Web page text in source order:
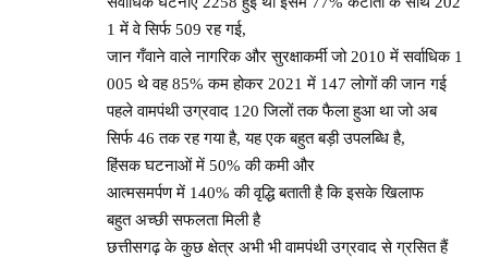
1 में वे सिर्फ 509 रह गई,
जान गँवाने वाले नागरिक और सुरक्षाकर्मी जो 2010 में सर्वाधिक 1
005 थे वह 85% कम होकर 2021 में 147 लोगों की जान गई
पहले वामपंथी उग्रवाद 120 जिलों तक फैला हुआ था जो अब
सिर्फ 46 तक रह गया है, यह एक बहुत बड़ी उपलब्धि है,
हिंसक घटनाओं में 50% की कमी और
आत्मसमर्पण में 140% की वृद्धि बताती है कि इसके खिलाफ
बहुत अच्छी सफलता मिली है
छत्तीसगढ़ के कुछ क्षेत्र अभी भी वामपंथी उग्रवाद से ग्रसित हैं